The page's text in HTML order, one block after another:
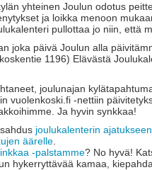
yhteinen Joulun odotus
ja loikka menoon
pullottaa jo niin, että
joka päivä Joulun alla
1196) Elävästä
joulunajan
vuolenkoski.fi -nettiin
Ja hyvin synkkaa!
joulukalenterin ajatukseen
äärelle
-palstamme? No hyvä!
hykerryttävää kamaa,